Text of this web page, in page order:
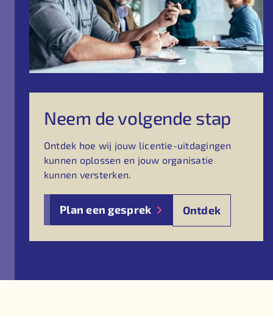
Neem de volgende stap
Ontdek hoe wij jouw licentie-uitdagingen
kunnen oplossen en jouw organisatie
kunnen versterken.
Plan een gesprek Ontdek